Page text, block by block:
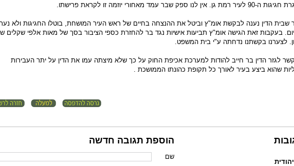
רמת גן. אין לנו ספק שבר עמד מאחורי יוזמה זו לקראת פרישתו.
שבית הדין נענה לבקשת אומ"ץ וביטל את ההנצחה בחיים של ראש העיר המושחת, בוטלו החגיגות ולא
בעקבות זאת הגישה אומ"ץ תביעות אישיות נגד בר להחזרת כספי הציבור בסך של מאות אלפי שקלים
לצערנו בקשתנו נדחתה ע"י בית המשפט.
לגזר הדין בר חייב להודות למערכת אכיפת החוק על כך שלא מיצתה עמו את הדין על יתר העבירות
שהוא ביצע בעיר לאורך כל תקופת כהונתו הממושכת .
הוספת תגובה חדשה
שם
יהודית